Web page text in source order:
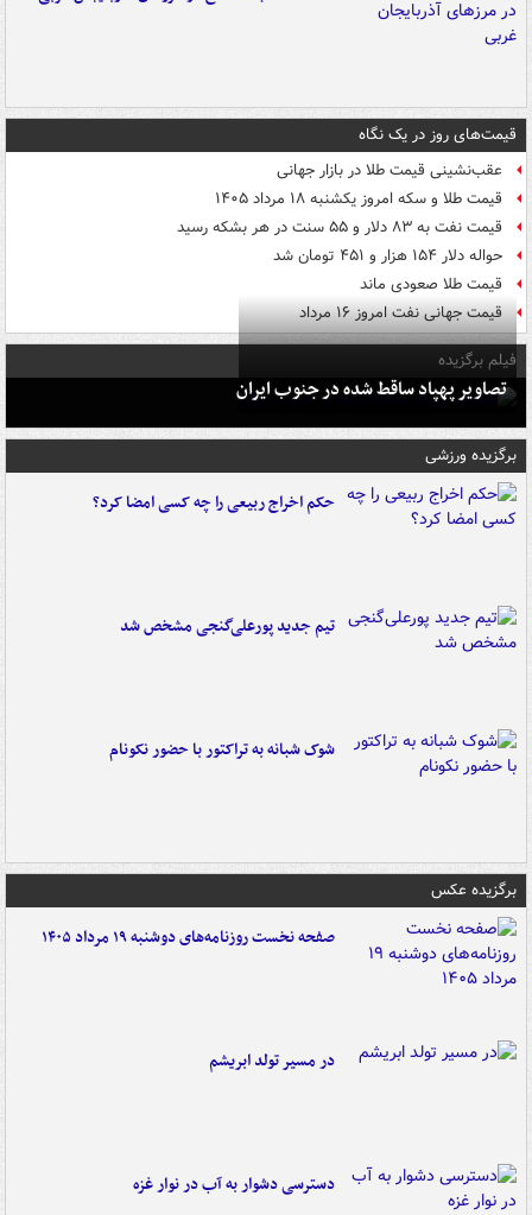
قیمت‌های روز در یک نگاه
عقب‌نشینی قیمت طلا در بازار جهانی
قیمت طلا و سکه امروز یکشنبه ۱۸ مرداد ۱۴۰۵
قیمت نفت به ۸۳ دلار و ۵۵ سنت در هر بشکه رسید
حواله دلار ۱۵۴ هزار و ۴۵۱ تومان شد
قیمت طلا صعودی ماند
قیمت جهانی نفت امروز ۱۶ مرداد
فیلم برگزیده
تصاویر پهپاد ساقط شده در جنوب ایران
برگزیده ورزشی
حکم اخراج ربیعی را چه کسی امضا کرد؟
تیم جدید پورعلی‌گنجی مشخص شد
شوک شبانه به تراکتور با حضور نکونام
برگزیده عکس
صفحه نخست روزنامه‌های دوشنبه ۱۹ مرداد ۱۴۰۵
در مسیر تولد ابریشم
دسترسی دشوار به آب در نوار غزه